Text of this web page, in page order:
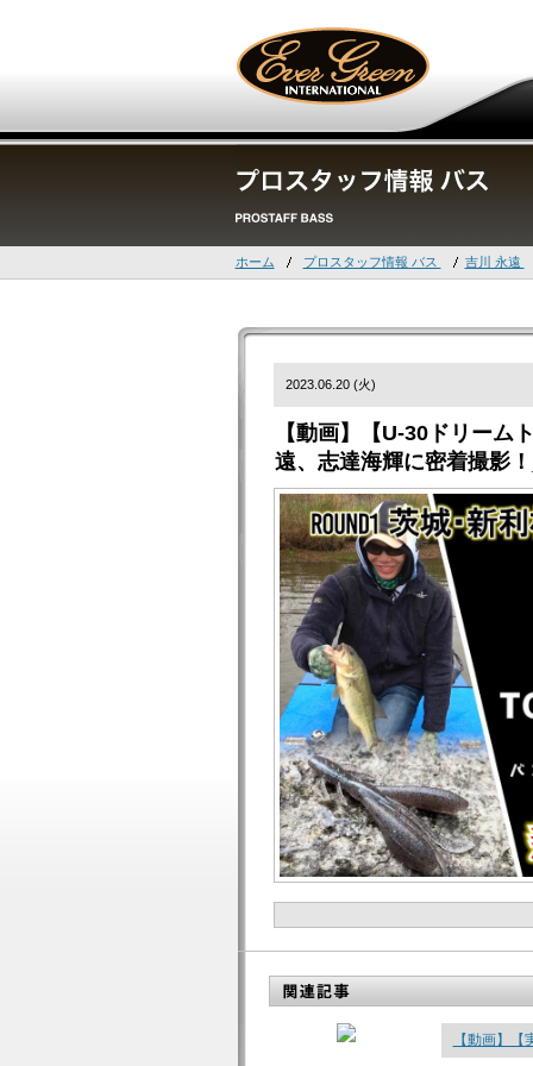
ホーム プロスタッフ情報 バス 吉川 永遠
2023.06.20 (火)
【動画】【U-30ドリーム
遠、志達海輝に密着撮影
【動画】